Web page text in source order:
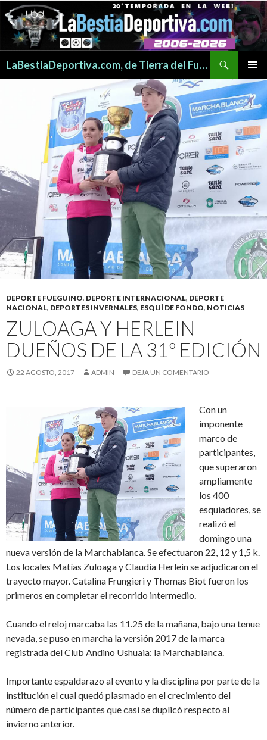
LaBestiaDeportiva.com, de Tierra del Fuego para todo el mundo
MENÚ
CONTENIDO
DEPORTE FUEGUINO, DEPORTE INTERNACIONAL, DEPORTE
NACIONAL, DEPORTES INVERNALES, ESQUÍ DE FONDO, NOTICIAS
ZULOAGA Y HERLEIN
DUEÑOS DE LA 31º EDICIÓN
22 AGOSTO, 2017 ADMIN DEJA UN COMENTARIO
Con un
imponente
marco de
participantes,
que superaron
ampliamente
los 400
esquiadores, se
realizó el
domingo una
nueva versión de la Marchablanca. Se efectuaron 22, 12 y 1,5 k.
Los locales Matías Zuloaga y Claudia Herlein se adjudicaron el
trayecto mayor. Catalina Frungieri y Thomas Biot fueron los
primeros en completar el recorrido intermedio.
Cuando el reloj marcaba las 11.25 de la mañana, bajo una tenue
nevada, se puso en marcha la versión 2017 de la marca
registrada del Club Andino Ushuaia: la Marchablanca.
Importante espaldarazo al evento y la disciplina por parte de la
institución el cual quedó plasmado en el crecimiento del
número de participantes que casi se duplicó respecto al
invierno anterior.